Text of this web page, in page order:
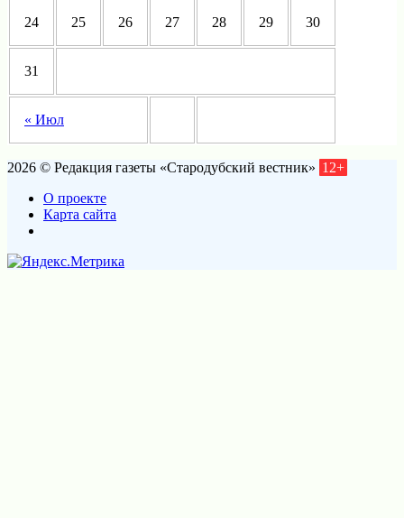
« Июл
24 25 26 27 28 29 30
31
2026 © Редакция газеты «Стародубский вестник» 12+
О проекте
Карта сайта